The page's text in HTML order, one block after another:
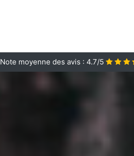
Note moyenne des avis : 4.7/5